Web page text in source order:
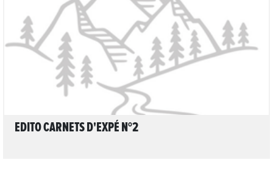
LIRE L'ARTICLE
EDITO CARNETS D'EXPÉ N°2